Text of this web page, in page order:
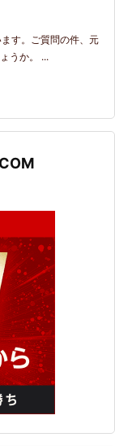
す。ご質問の件、元
うか。 ...